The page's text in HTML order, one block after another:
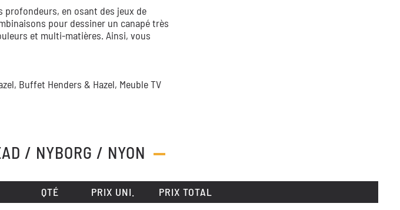
profondeurs, en osant des jeux de
pour dessiner un canapé très
et multi-matières. Ainsi, vous
Buffet Henders & Hazel, Meuble TV
/ NYBORG / NYON
QTÉ PRIX UNI. PRIX TOTAL